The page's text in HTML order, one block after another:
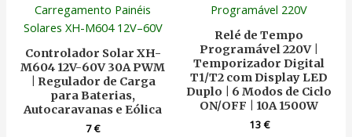
Controlador Solar XH-
M604 12V-60V 30A PWM
| Regulador de Carga
para Baterias,
Autocaravanas e Eólica
7€
Relé de Tempo
Programável 220V |
Temporizador Digital
T1/T2 com Display LED
Duplo | 6 Modos de Ciclo
ON/OFF | 10A 1500W
13€